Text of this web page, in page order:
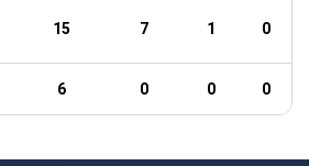
15 7 1 0
6 0 0 0